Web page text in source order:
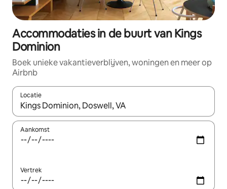
Accommodaties in de buurt van Kings
Dominion
Boek unieke vakantieverblijven, woningen en meer op
Airbnb
Locatie
Wanneer er resultaten beschikbaar zijn, maak je een keuze
Aankomst
Vertrek